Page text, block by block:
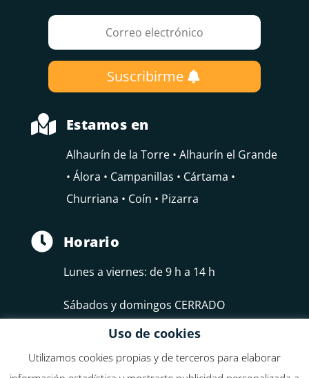
Suscribirme
 Estamos en
Alhaurín de la Torre • Alhaurín el Grande
• Álora • Campanillas • Cártama •
Churriana • Coín • Pizarra
 Horario
Lunes a viernes: de 9 h a 14 h
Sábados y domingos CERRADO
Uso de cookies
Utilizamos cookies propias y de terceros para elaborar